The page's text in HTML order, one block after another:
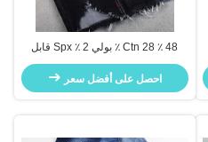
48 ٪ Ctn 28 ٪ بولي 2 ٪ Spx قابل
للتمدد نسيج القطن دنة الدنيم 10.8
أوقية للسراويل
احصل على أفضل سعر